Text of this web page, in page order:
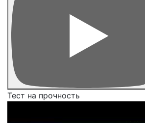
Тест на прочность